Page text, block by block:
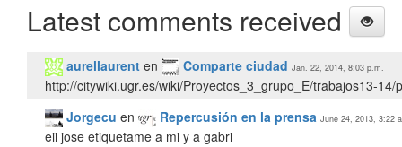
Latest comments received
aurellaurent en Comparte ciudad Jan. 22, 2014, 8:03 p.m.
Jorgecu en Repercusión en la prensa June 24, 2013, 3:22
eii jose etiquetame a mi y a gabri